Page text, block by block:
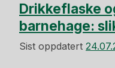
Drikkeflaske
barnehage:
Sist oppdatert